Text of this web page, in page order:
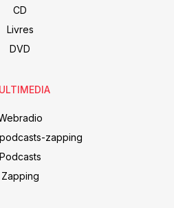
CD
Livres
DVD
zapping
Podcasts
Zapping